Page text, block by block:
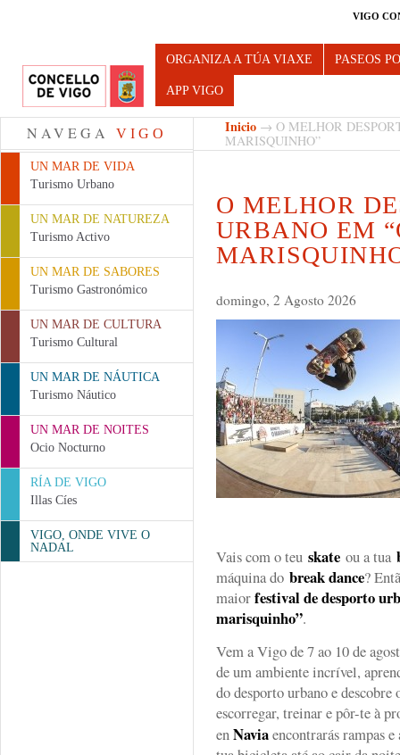
VIGO
Turismo de Vigo
ORGANIZA A TÚA VIAXE PASEOS
APP VIGO
NAVEGA VIGO
UN MAR DE VIDA
Turismo Urbano
UN MAR DE NATUREZA
Turismo Activo
UN MAR DE SABORES
Turismo Gastronómico
UN MAR DE CULTURA
Turismo Cultural
UN MAR DE NÁUTICA
Turismo Náutico
UN MAR DE NOITES
Ocio Nocturno
RÍA DE VIGO
Illas Cíes
VIGO, ONDE VIVE O
NADAL
Inicio → O MELHOR
MARISQUINHO”
O MELHOR
URBANO EM
domingo, 2 Agosto 2026
Vais com o teu skate ou a tua
máquina do break dance?
maiorfestival de desporto
marisquinho”.
Vem a Vigo de 7 ao 10 de
de um ambiente incrível,
do desporto urbano e descobre
escorregar, treinar e pôr-te à
enNaviaencontrarás rampas